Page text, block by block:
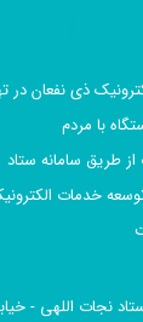
ذی نفعان در
با مردم
از طریق سامانه ستاد
خدمات
نجات اللهی -